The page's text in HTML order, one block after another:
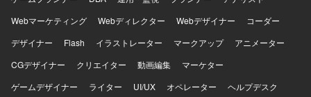
Webマーケティング
Webディレクター Webデザイナー
コーダー
デザイナー
Flash イラストレーター マークアップ
アニメーター
CGデザイナー
クリエイター 動画編集
マーケター
ゲームデザイナー
ライター UI/UX オペレーター
ヘルプデスク